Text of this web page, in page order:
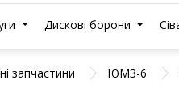
Дискові борони
запчастини ЮМЗ-6